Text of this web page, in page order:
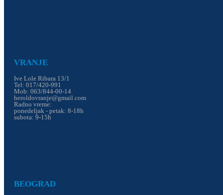
VRANJE
Ive Lole Ribara 13/1
Tel: 017/420-991
Mob: 063/844-00-14
heroldovranje@gmail.com
Radno vreme:
ponedeljak - petak: 8-18h
subota: 9-15h
BEOGRAD